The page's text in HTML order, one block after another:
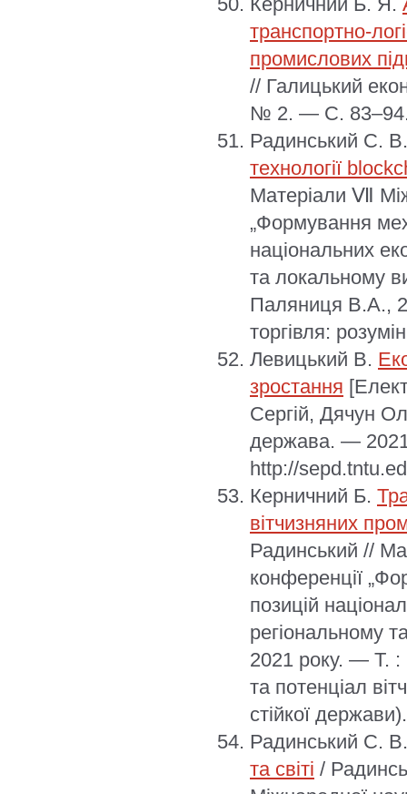
транспортно-
промислових
// Галицький
№ 2. — С. 83–94.
Радинський С.
технології
Матеріали Ⅶ
„Формування
національних
та локальному
Паляниця В.А.,
торгівля:
Левицький В.
зростання
Сергій, Дячун
держава. —
http://
Керничний Б.
вітчизняних
Радинський //
конференції
позицій
регіональному
2021 року. — Т.
та потенціал
стійкої держави).
Радинський С.
та світі /